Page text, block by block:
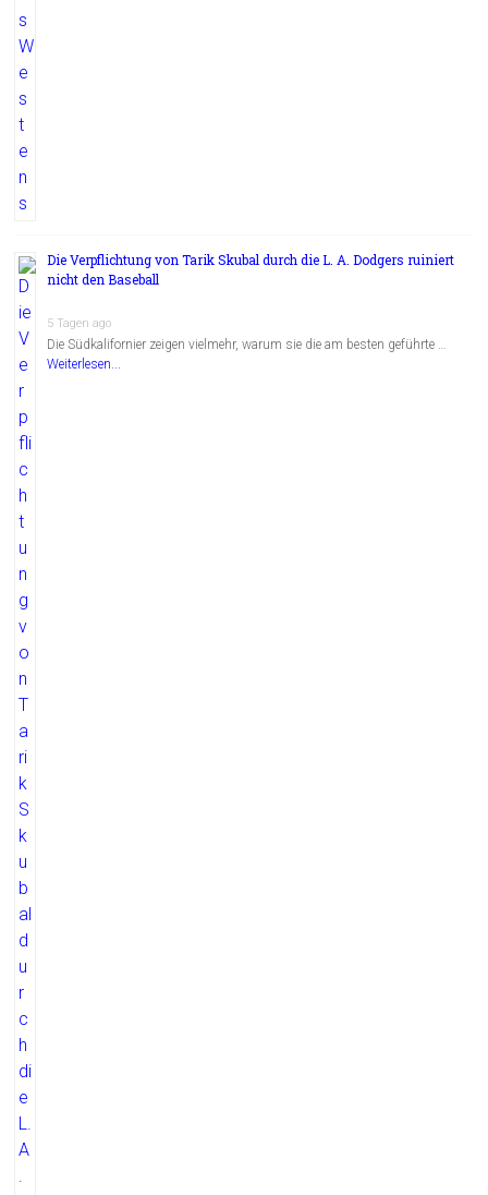
Die Verpflichtung von Tarik Skubal durch die L. A. Dodgers ruiniert
nicht den Baseball
5 Tagen ago
Die Südkalifornier zeigen vielmehr, warum sie die am besten geführte …
Weiterlesen...